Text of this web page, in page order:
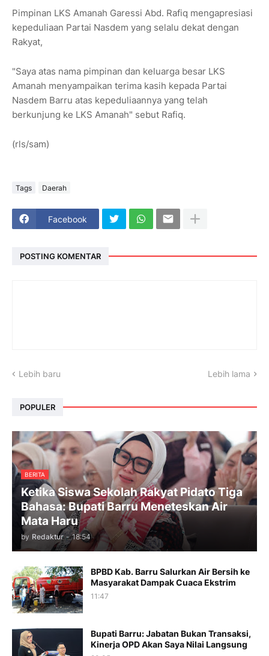
Pimpinan LKS Amanah Garessi Abd. Rafiq mengapresiasi
kepeduliaan Partai Nasdem yang selalu dekat dengan
Rakyat,
"Saya atas nama pimpinan dan keluarga besar LKS
Amanah menyampaikan terima kasih kepada Partai
Nasdem Barru atas kepeduliaannya yang telah
berkunjung ke LKS Amanah" sebut Rafiq.
(rls/sam)
Tags Daerah
Facebook
POSTING KOMENTAR
Lebih baru Lebih lama
POPULER
BERITA
Ketika Siswa Sekolah Rakyat Pidato Tiga
Bahasa: Bupati Barru Meneteskan Air
Mata Haru
by Redaktur - 18:54
BPBD Kab. Barru Salurkan Air Bersih ke
Masyarakat Dampak Cuaca Ekstrim
11:47
Bupati Barru: Jabatan Bukan Transaksi,
Kinerja OPD Akan Saya Nilai Langsung